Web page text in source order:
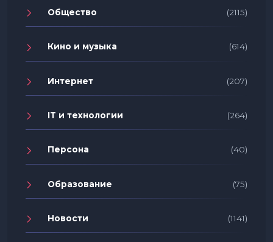
Общество (2115)
Кино и музыка (614)
Интернет (207)
IT и технологии (264)
Персона (40)
Образование (75)
Новости (1141)